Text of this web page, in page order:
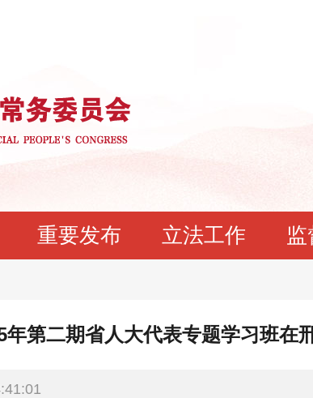
重要发布 立法工作
年第二期省人大代表专题学习班在